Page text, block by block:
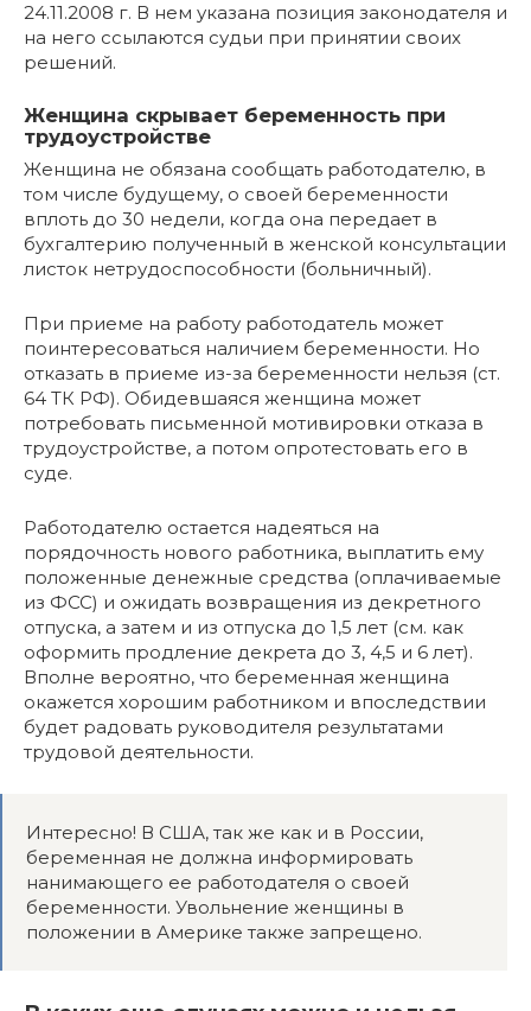
24.11.2008 г. В нем указана позиция законодателя и
на него ссылаются судьи при принятии своих
решений.
Женщина скрывает беременность при
трудоустройстве
Женщина не обязана сообщать работодателю, в
том числе будущему, о своей беременности
вплоть до 30 недели, когда она передает в
бухгалтерию полученный в женской консультации
листок нетрудоспособности (больничный).
При приеме на работу работодатель может
поинтересоваться наличием беременности. Но
отказать в приеме из-за беременности нельзя (ст.
64 ТК РФ). Обидевшаяся женщина может
потребовать письменной мотивировки отказа в
трудоустройстве, а потом опротестовать его в
суде.
Работодателю остается надеяться на
порядочность нового работника, выплатить ему
положенные денежные средства (оплачиваемые
из ФСС) и ожидать возвращения из декретного
отпуска, а затем и из отпуска до 1,5 лет (см. как
оформить продление декрета до 3, 4,5 и 6 лет).
Вполне вероятно, что беременная женщина
окажется хорошим работником и впоследствии
будет радовать руководителя результатами
трудовой деятельности.
Интересно! В США, так же как и в России,
беременная не должна информировать
нанимающего ее работодателя о своей
беременности. Увольнение женщины в
положении в Америке также запрещено.